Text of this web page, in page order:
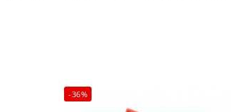
-36%